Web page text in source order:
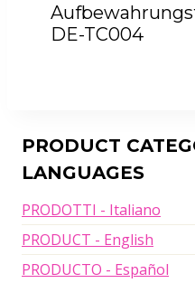
DE-TC004
PRODUCT
LANGUAGES
PRODOTTI - Italiano
PRODUCT - English
PRODUCTO - Español